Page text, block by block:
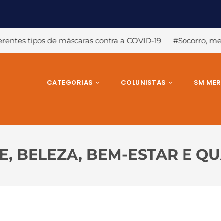
a COVID-19 #Socorro, meus cabelos estão
CATEGORIAS COLUNISTAS SM
BELEZA, BEM-ESTAR E